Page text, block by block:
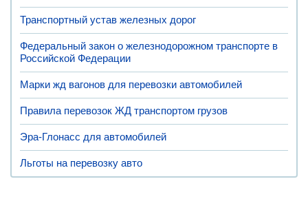
Транспортный устав железных дорог
Федеральный закон о железнодорожном транспорте в
Российской Федерации
Марки жд вагонов для перевозки автомобилей
Правила перевозок ЖД транспортом грузов
Эра-Глонасс для автомобилей
Льготы на перевозку авто